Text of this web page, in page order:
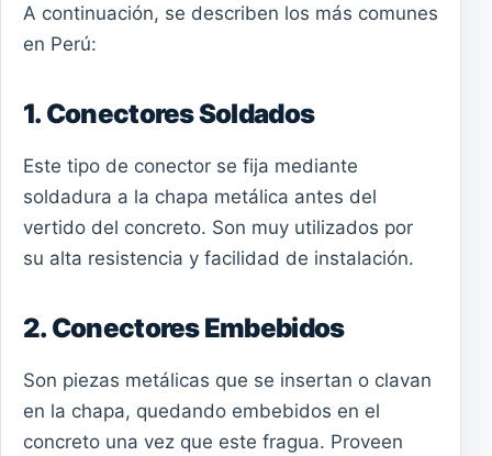
A continuación, se describen los más comunes
en Perú:
1. Conectores Soldados
Este tipo de conector se fija mediante
soldadura a la chapa metálica antes del
vertido del concreto. Son muy utilizados por
su alta resistencia y facilidad de instalación.
2. Conectores Embebidos
Son piezas metálicas que se insertan o clavan
en la chapa, quedando embebidos en el
concreto una vez que este fragua. Proveen